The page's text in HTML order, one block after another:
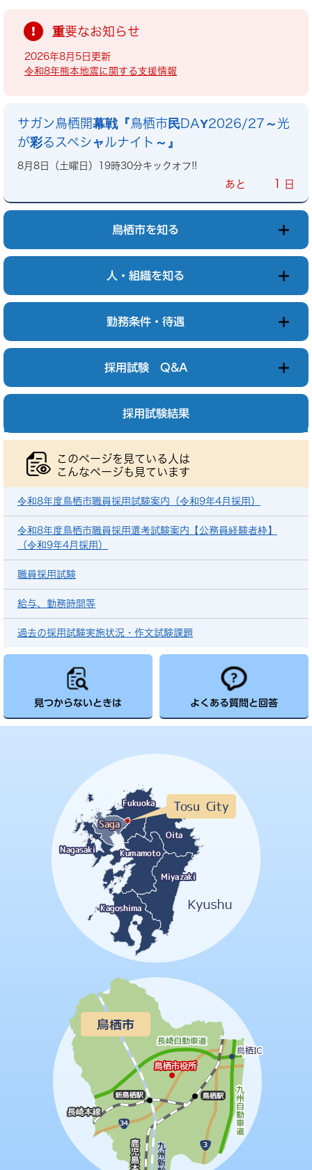
重要なお知らせ
2026年8月5日更新
令和8年熊本地震に関する支援情報
サガン鳥栖開幕戦『鳥栖市民DAY2026/27～光
が彩るスペシャルナイト～』
8月8日（土曜日）19時30分キックオフ!!
あと 1 日
鳥栖市を知る
人・組織を知る
勤務条件・待遇
採用試験 Q&A
採用試験結果
このページを見ている人は
こんなページも見ています
令和8年度鳥栖市職員採用試験案内（令和9年4月採用）
令和8年度鳥栖市職員採用選考試験案内【公務員経験者枠】
（令和9年4月採用）
職員採用試験
給与、勤務時間等
過去の採用試験実施状況・作文試験課題
見つからないときは よくある質問と回答